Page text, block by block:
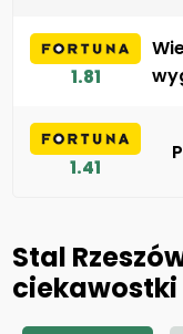
1.81
1.41
Stal